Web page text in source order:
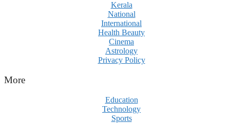
Kerala
National
International
Health Beauty
Cinema
Astrology
Privacy Policy
More
Education
Technology
Sports